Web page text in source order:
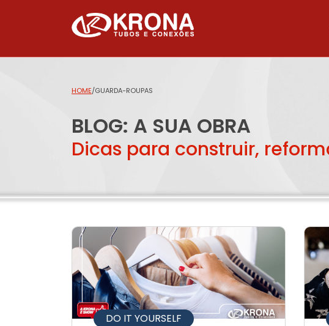
HOME/GUARDA-ROUPAS
BLOG: A SUA OBRA
Dicas para construir,
DO IT YOURSELF